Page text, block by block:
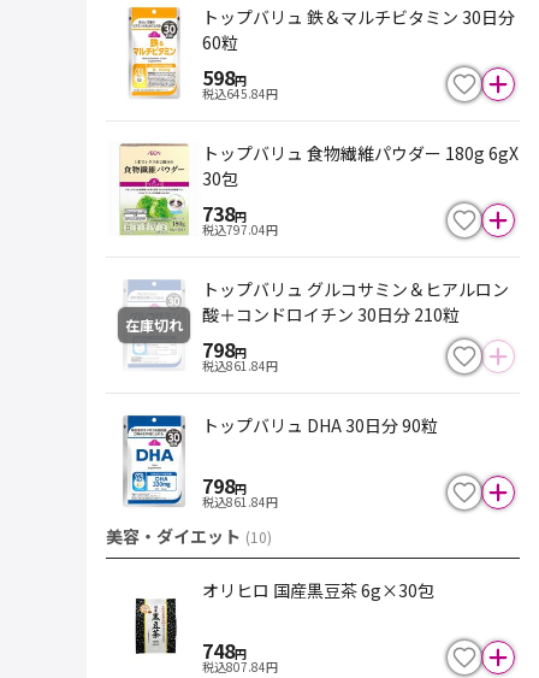
トップバリュ 鉄＆マルチビタミン 30日分
60粒
598円
税込645.84円
トップバリュ 食物繊維パウダー 180g 6gX
30包
738円
税込797.04円
在庫切れ
トップバリュ グルコサミン＆ヒアルロン
酸＋コンドロイチン 30日分 210粒
798円
税込861.84円
トップバリュ DHA 30日分 90粒
798円
税込861.84円
美容・ダイエット (10)
オリヒロ 国産黒豆茶 6g×30包
748円
税込807.84円